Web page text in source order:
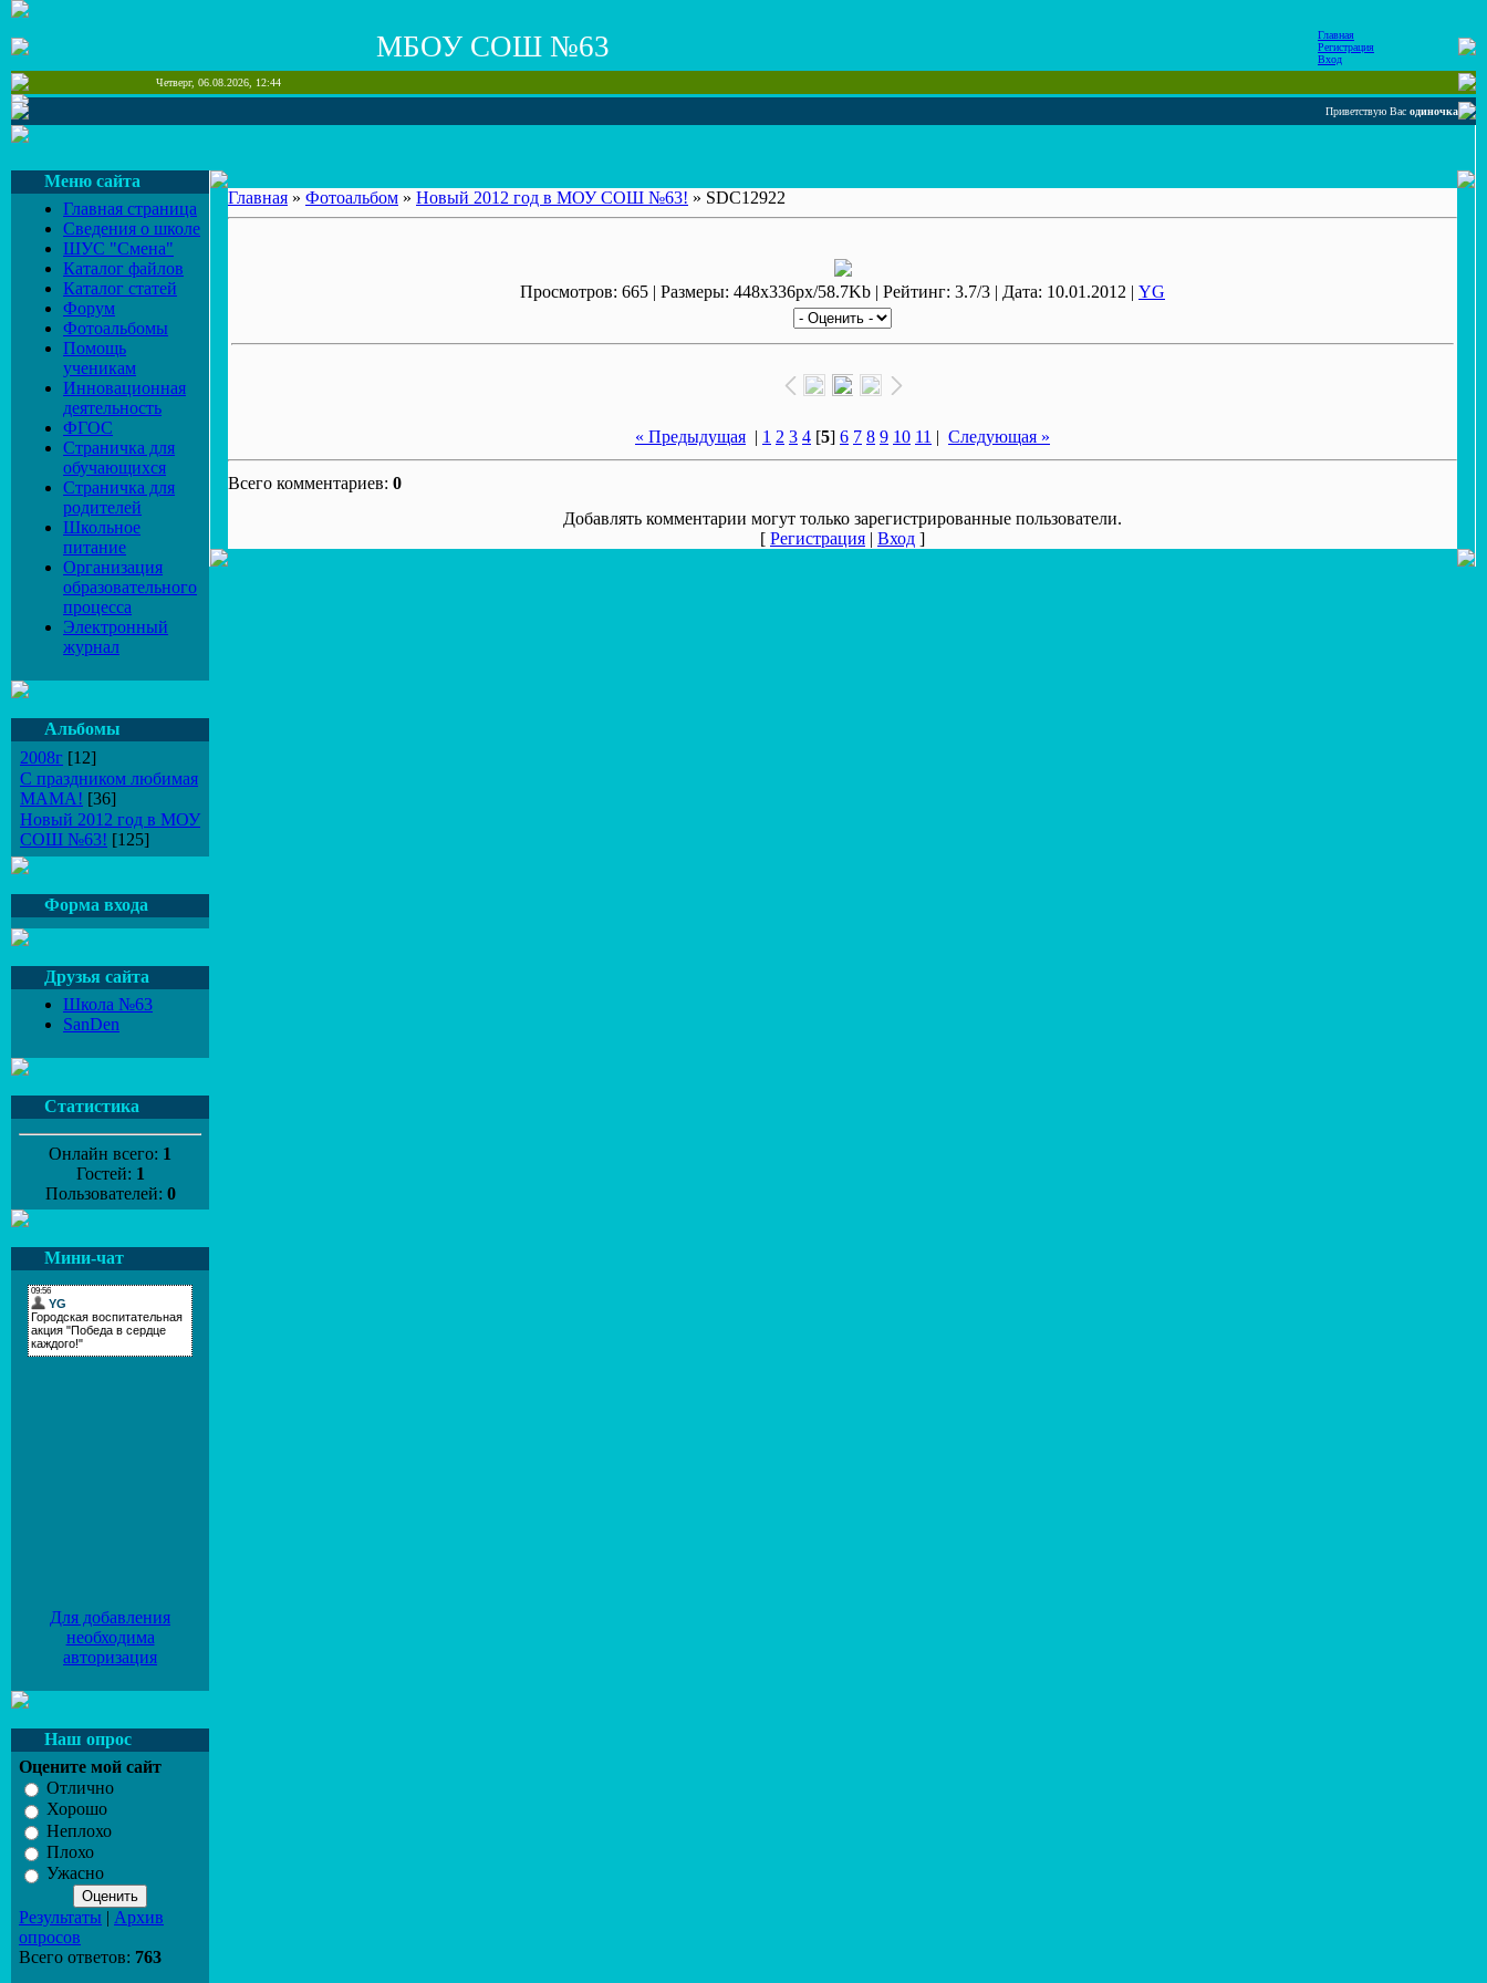
МБОУ СОШ №63
Главная
Регистрация
Вход
Четверг, 06.08.2026, 12:44
Приветствую Вас одиночка
Меню сайта
Главная страница
Сведения о школе
ШУС "Смена"
Каталог файлов
Каталог статей
Форум
Фотоальбомы
Помощь
ученикам
Инновационная
деятельность
ФГОС
Страничка для
обучающихся
Страничка для
родителей
Школьное
питание
Организация
образовательного
процесса
Электронный
журнал
Альбомы
2008г [12]
С праздником любимая
МАМА! [36]
Новый 2012 год в МОУ
СОШ №63! [125]
Форма входа
Друзья сайта
Школа №63
SanDen
Статистика
Онлайн всего: 1
Гостей: 1
Пользователей: 0
Мини-чат
Для добавления
необходима
авторизация
Наш опрос
Оцените мой сайт
Отлично
Хорошо
Неплохо
Плохо
Ужасно
Результаты | Архив
опросов
Всего ответов: 763
Главная » Фотоальбом » Новый 2012 год в МОУ СОШ №63! » SDC12922
Просмотров: 665 | Размеры: 448x336px/58.7Kb | Рейтинг: 3.7/3 | Дата: 10.01.2012 | YG
« Предыдущая | 1 2 3 4 [5] 6 7 8 9 10 11 | Следующая »
Всего комментариев: 0
Добавлять комментарии могут только зарегистрированные пользователи.
[ Регистрация | Вход ]